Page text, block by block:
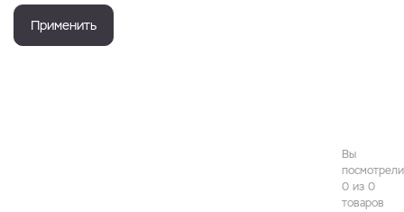
Применить
Вы
посмотрели
0 из 0
товаров